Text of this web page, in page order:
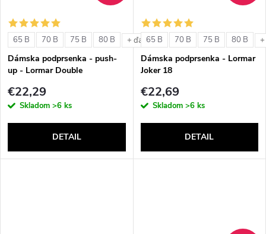
65 B 70 B 75 B 80 B + ďalšie
Dámska podprsenka - push-
up - Lormar Double
€22,29
Skladom >6 ks
DETAIL
65 B 70 B 75 B 80 B
Dámska podprsenka - Lormar
Joker 18
€22,69
Skladom >6 ks
DETAIL